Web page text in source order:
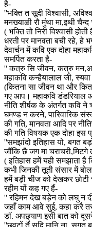
है-
''भक्ति त सूदी विश्वासी,
मनख्याळी रौ मुंथा मा,इथी
( भक्ति तो निरी विश्वासी
धरती पर मानवता बची रहे, हे
देवार्चन में कवि एक दोहा
समर्पित करता है-
'' कत्रु सि जीवन, कत्रु
महाकवि कन्हैयालाल जी,
(कितना सा जीवन था और
गए आप। महाकवि डंडरियाल
नीति शीर्षक के अंतर्गत कवि ने
घमण्ड न करने, पारिवारिक
की गति, मानवता आदि पर
की गति विषयक एक दोहा इस
''समझांदो इतिहास यो, बगत
जौंकि छै जग मा चराचरी,मिटगे
( इतिहास हमें यही समझाता है
कभी जिनकी तूती संसार में
हमें बड़ी चीज को देखकर छोटी
रहीम यों कह गए हैं-
'' रहिमन देख बड़ेन को लघु न
जहाँ काम आवे सुई, कहा करै
डॉ. अपछ्याण इसी बात को
''छ्वटों तैं सुदि मानि ना, सगत